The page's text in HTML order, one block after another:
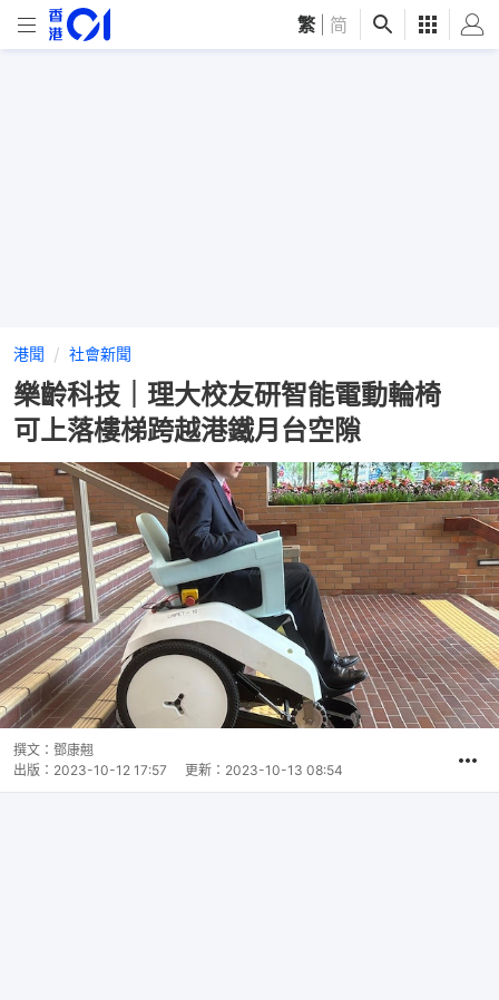
繁 简
港聞 社會新聞
樂齡科技｜理大校友研智能電動輪椅
可上落樓梯跨越港鐵月台空隙
撰文： 鄧康翹
出版： 2023-10-12 17:57 更新： 2023-10-13 08:54